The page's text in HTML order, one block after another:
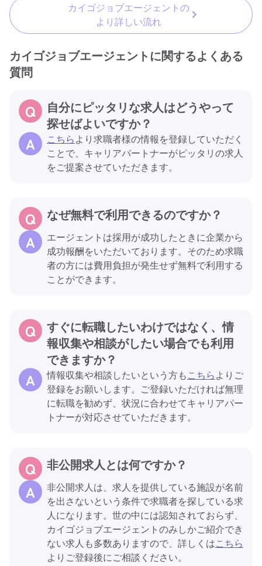
カイゴジョブエージェントの
より詳しい流れ
カイゴジョブエージェントに関するよくある
質問
自分にピッタリな求人はどうやって
探せばよいですか？
こちらより求職者様の情報を登録していただく
ことで、キャリアパートナーがピッタリの求人
をご提案させていただきます。
なぜ無料で利用できるのですか？
エージェントは採用が成功したときに企業から
成功報酬をいただいております。そのため求職
者の方には費用負担が発生せず無料で利用する
ことができます。
すぐに転職したいわけではなく、情
報収集や相談がしたい場合でも利用
できますか？
情報収集や相談したいという方もこちらよりご
登録をお願いします。ご登録いただければ無理
に転職を勧めず、状況に合わせてキャリアパー
トナーが対応させていただきます。
非公開求人とは何ですか？
非公開求人は、求人を提供している施設が名前
を出さないという条件で求職者を探している求
人になります。世の中には認知されておらず、
カイゴジョブエージェントのみしかご紹介でき
ない求人も多数ありますので、詳しくはこちら
よりご登録後にご相談ください。